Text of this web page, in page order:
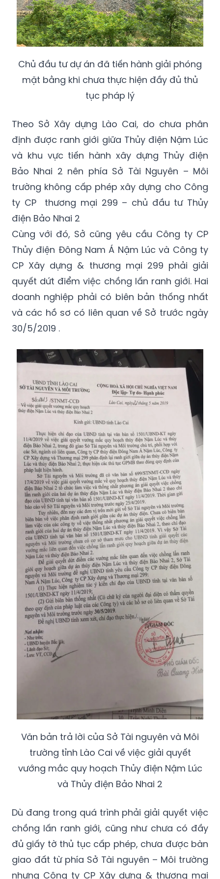
Chủ đầu tư dự án đã tiến hành giải phóng
mặt bằng khi chưa thực hiện đầy đủ thủ
tục pháp lý
Theo Sở Xây dựng Lào Cai, do chưa phân
định được ranh giới giữa Thủy điện Nậm Lúc
và khu vực tiến hành xây dựng Thủy điện
Bảo Nhai 2 nên phía Sở Tài Nguyên – Môi
trường không cấp phép xây dựng cho Công
ty CP thương mại 299 – chủ đầu tư Thủy
điện Bảo Nhai 2
Cùng với đó, Sở cũng yêu cầu Công ty CP
Thủy điện Đông Nam Á Nậm Lúc và Công ty
CP Xây dựng & thương mại 299 phải giải
quyết dứt điểm việc chồng lấn ranh giới. Hai
doanh nghiệp phải có biên bản thống nhất
và các hồ sơ có liên quan về Sở trước ngày
30/5/2019 .
Văn bản trả lời của Sở Tài nguyên và Môi
trường tỉnh Lào Cai về việc giải quyết
vướng mắc quy hoạch Thủy điện Nậm Lúc
và Thủy điện Bảo Nhai 2
Dù đang trong quá trình phải giải quyết việc
chồng lấn ranh giới, cũng như chưa có đầy
đủ giấy tờ thủ tục cấp phép, chưa được bàn
giao đất từ phía Sở Tài nguyên – Môi trường
nhưng Công ty CP Xây dựng & thương mại